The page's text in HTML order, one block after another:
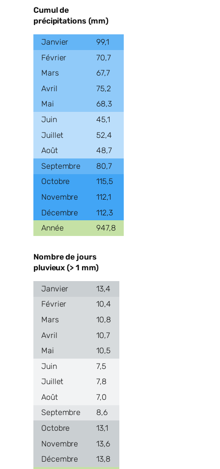
Cumul de
précipitations (mm)
99,1
70,7
67,7
75,2
68,3
45,1
52,4
48,7
80,7
115,5
112,1
112,3
947,8
Nombre de jours
pluvieux (> 1 mm)
13,4
10,4
10,8
10,7
10,5
7,5
7,8
7,0
8,6
13,1
13,6
13,8